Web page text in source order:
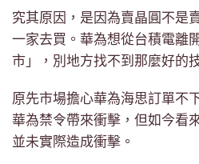
究其原因，是因為賣晶圓不是
一家去買。華為想從台積電離
市」，別地方找不到那麼好的
原先市場擔心華為海思訂單不
華為禁令帶來衝擊，但如今看
並未實際造成衝擊。